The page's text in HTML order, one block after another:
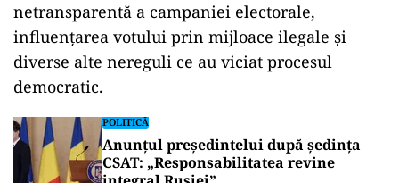
netransparentă a campaniei electorale,
influențarea votului prin mijloace ilegale și
diverse alte nereguli ce au viciat procesul
democratic.
POLITICĂ
Anunțul președintelui după ședința
CSAT: „Responsabilitatea revine